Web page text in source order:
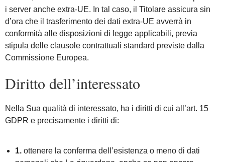
i server anche extra-UE. In tal caso, il Titolare assicura sin
d’ora che il trasferimento dei dati extra-UE avverrà in
conformità alle disposizioni di legge applicabili, previa
stipula delle clausole contrattuali standard previste dalla
Commissione Europea.
Diritto dell’interessato
Nella Sua qualità di interessato, ha i diritti di cui all’art. 15
GDPR e precisamente i diritti di:
1. ottenere la conferma dell’esistenza o meno di dati